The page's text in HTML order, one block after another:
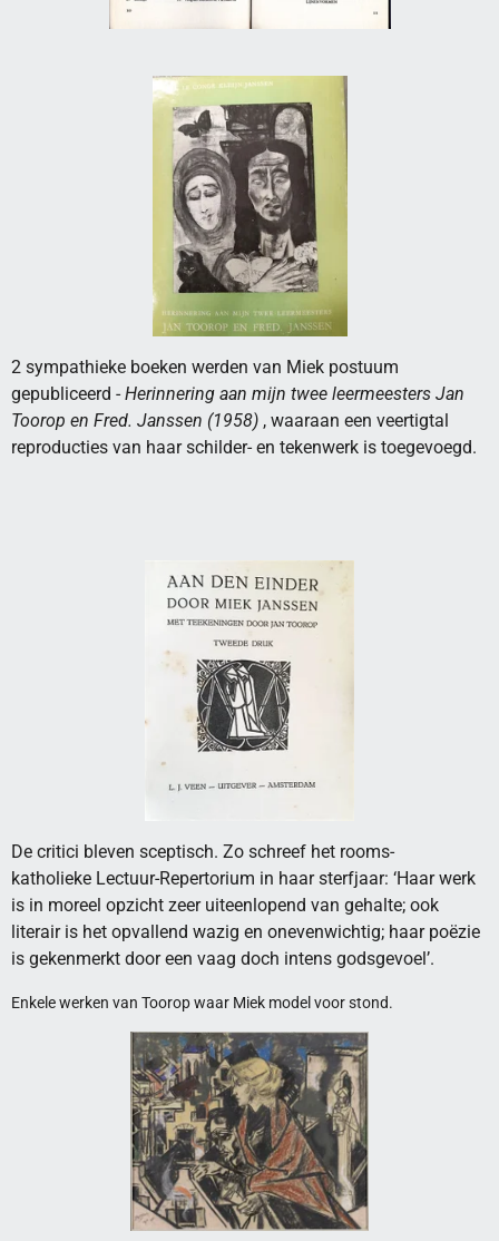
2 sympathieke boeken werden van Miek postuum
gepubliceerd -Herinnering aan mijn twee leermeesters Jan
Toorop en Fred. Janssen (1958) , waaraan een veertigtal
reproducties van haar schilder- en tekenwerk is toegevoegd.
De critici bleven sceptisch. Zo schreef het rooms-
katholieke Lectuur-Repertorium in haar sterfjaar: ‘Haar werk
is in moreel opzicht zeer uiteenlopend van gehalte; ook
literair is het opvallend wazig en onevenwichtig; haar poëzie
is gekenmerkt door een vaag doch intens godsgevoel’.
Enkele werken van Toorop waar Miek model voor stond.